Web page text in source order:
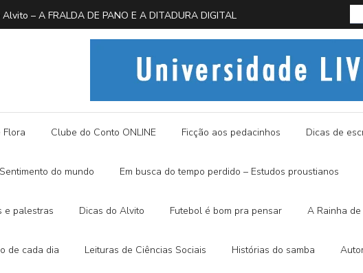
– EM BUSCA DA BORBOLETA AZUL
Flora Clube do Conto ONLINE Ficção aos pedacinhos Dicas de
Sentimento do mundo Em busca do tempo perdido – Estudos proustianos
e palestras Dicas do Alvito Futebol é bom pra pensar A Rainha
de cada dia Leituras de Ciências Sociais Histórias do samba